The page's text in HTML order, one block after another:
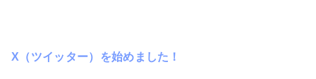
X（ツイッター）を始めました！